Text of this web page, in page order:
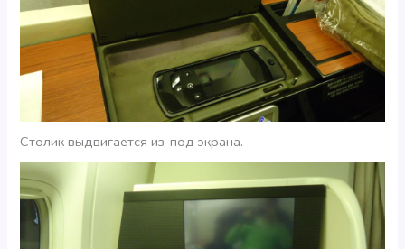
Столик выдвигается из-под экрана.